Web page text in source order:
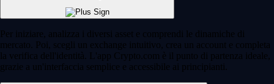
Per iniziare, analizza i diversi asset e comprendi le dinamiche di
mercato. Poi, scegli un exchange intuitivo, crea un account e completa
la verifica dell'identità. L'app Crypto.com è il punto di partenza ideale,
grazie a un'interfaccia semplice e accessibile ai principianti.